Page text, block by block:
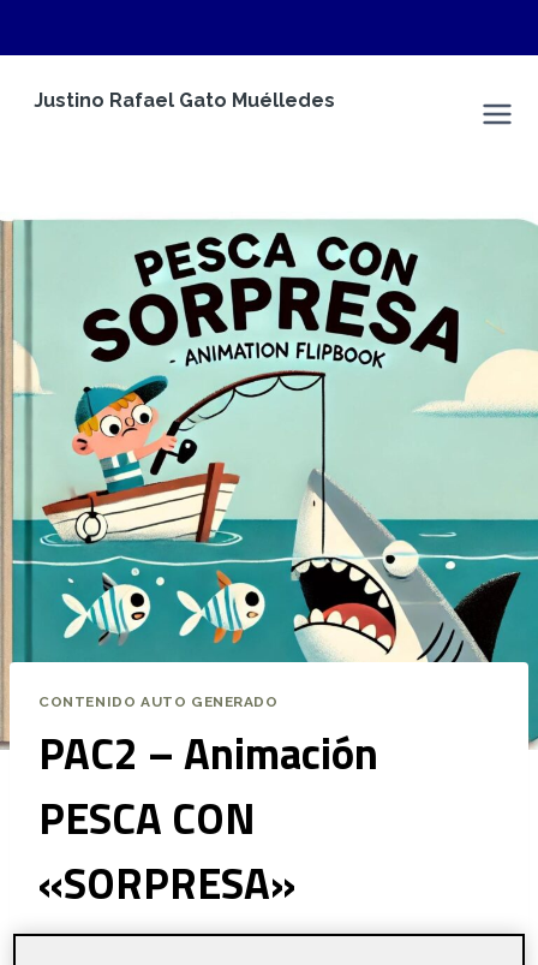
Justino Rafael Gato Muélledes
CONTENIDO AUTO GENERADO
PAC2 – Animación
PESCA CON
«SORPRESA»